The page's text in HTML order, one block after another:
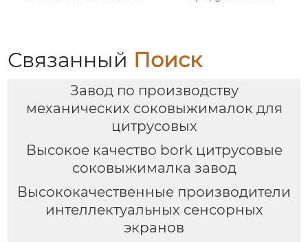
Связанный Поиск
Завод по производству
механических соковыжималок для
цитрусовых
Высокое качество bork цитрусовые
соковыжималка завод
Высококачественные производители
интеллектуальных сенсорных
экранов